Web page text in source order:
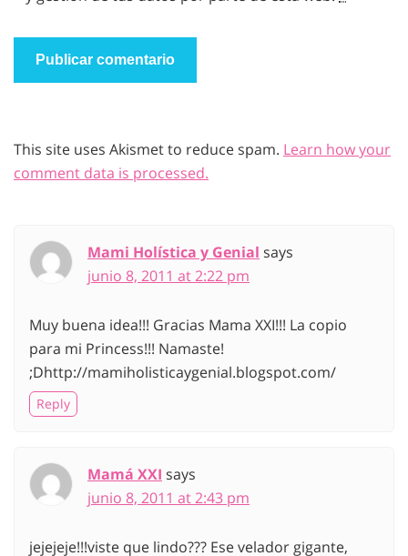
This site uses Akismet to reduce spam. Learn how your
comment data is processed.
Mami Holística y Genial says
junio 8, 2011 at 2:22 pm
Muy buena idea!!! Gracias Mama XXI!!! La copio
para mi Princess!!! Namaste!
;Dhttp://mamiholisticaygenial.blogspot.com/
Reply
Mamá XXI says
junio 8, 2011 at 2:43 pm
jejejeje!!!viste que lindo??? Ese velador gigante,